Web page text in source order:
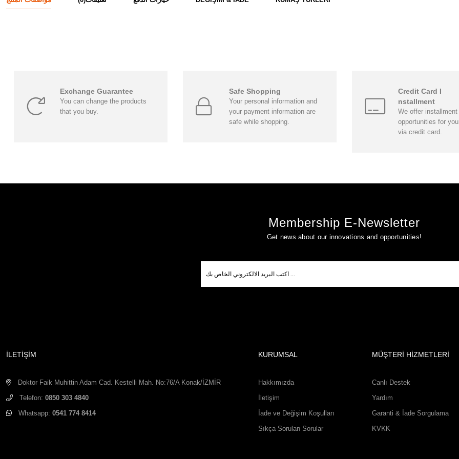
Exchange Guarantee
You can change the products
that you buy.
Safe Shopping
Your personal information and
your payment information are
safe while shopping.
Credit Card I
nstallment
We offer installment
opportunities for
via credit card.
Membership E-Newsletter
Get news about our innovations and opportunities!
İLETİŞİM
Doktor Faik Muhittin Adam Cad. Kestelli Mah. No:76/A Konak/İZMİR
Telefon: 0850 303 4840
Whatsapp: 0541 774 8414
KURUMSAL
Hakkımızda
İletişim
İade ve Değişim Koşulları
Sıkça Sorulan Sorular
MÜŞTERİ HİZMETLERİ
Canlı Destek
Yardım
Garanti & İade Sorgulama
KVKK